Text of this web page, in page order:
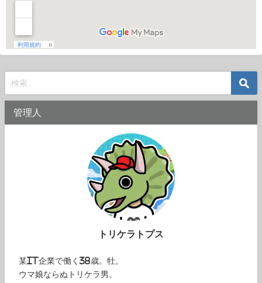
管理人
トリケラトプス
某IT企業で働く38歳。牡。
ウマ娘ならぬトリケラ男。